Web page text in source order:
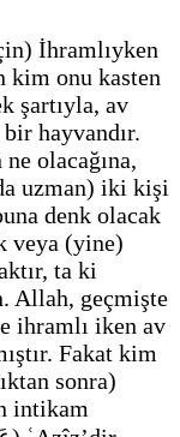
İhramlıyken
kim onu kasten
şartıyla, av
hayvandır.
olacağına,
uzman) iki kişi
denk olacak
veya (yine)
ta ki
Allah, geçmişte
ihramlı iken av
Fakat kim
sonra)
intikam